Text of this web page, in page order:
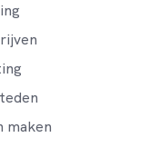
maken